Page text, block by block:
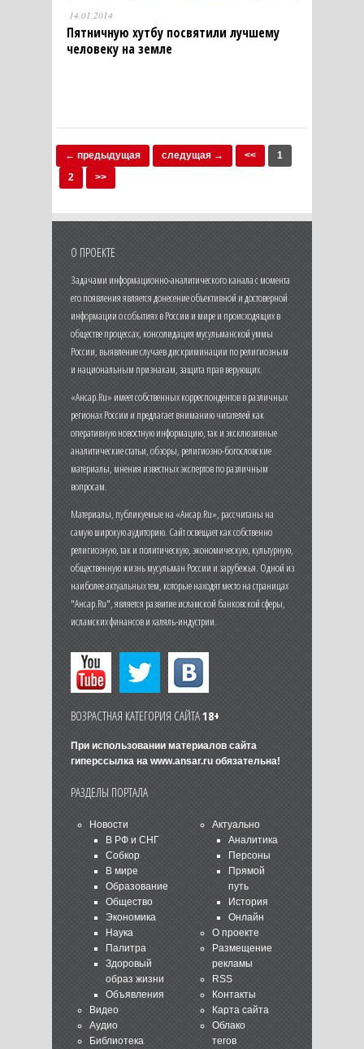
14.01.2014
Пятничную хутбу посвятили лучшему
человеку на земле
← предыдущая следущая → <<
1
2
>>
О ПРОЕКТЕ
Задачами информационно-аналитического канала с момента
его появления является донесение объективной и достоверной
информации о событиях в России и мире и происходящих в
обществе процессах, консолидация мусульманской уммы
России, выявление случаев дискриминации по религиозным
и национальным признакам, защита прав верующих.
«Ансар.Ru» имеет собственных корреспондентов в различных
регионах России и предлагает вниманию читателей как
оперативную новостную информацию, так и эксклюзивные
аналитические статьи, обзоры, религиозно-богословские
материалы, мнения известных экспертов по различным
вопросам.
Материалы, публикуемые на «Ансар.Ru», рассчитаны на
самую широкую аудиторию. Сайт освещает как собственно
религиозную, так и политическую, экономическую, культурную,
общественную жизнь мусульман России и зарубежья. Одной из
наиболее актуальных тем, которые находят место на страницах
"Ансар.Ru", является развитие исламской банковской сферы,
исламских финансов и халяль-индустрии.
ВОЗРАСТНАЯ КАТЕГОРИЯ САЙТА18+
При использовании материалов сайта
гиперссылка на www.ansar.ruобязательна!
РАЗДЕЛЫ ПОРТАЛА
Новости
В РФ и СНГ
Собкор
В мире
Образование
Общество
Экономика
Наука
Палитра
Здоровый
образ жизни
Объявления
Видео
Аудио
Библиотека
Актуально
Аналитика
Персоны
Прямой
путь
История
Онлайн
О проекте
Размещение
рекламы
RSS
Контакты
Карта сайта
Облако
тегов